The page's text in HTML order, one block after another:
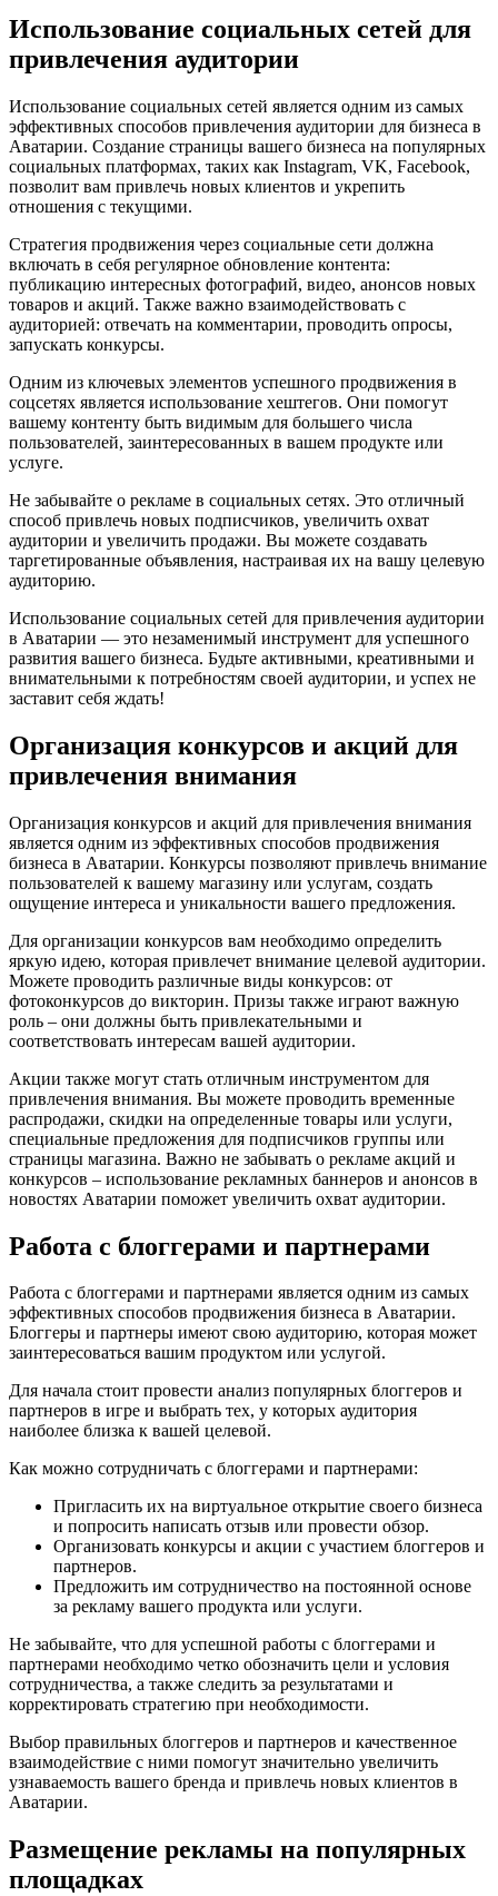
Использование социальных сетей для
привлечения аудитории
Использование социальных сетей является одним из самых
эффективных способов привлечения аудитории для бизнеса в
Аватарии. Создание страницы вашего бизнеса на популярных
социальных платформах, таких как Instagram, VK, Facebook,
позволит вам привлечь новых клиентов и укрепить
отношения с текущими.
Стратегия продвижения через социальные сети должна
включать в себя регулярное обновление контента:
публикацию интересных фотографий, видео, анонсов новых
товаров и акций. Также важно взаимодействовать с
аудиторией: отвечать на комментарии, проводить опросы,
запускать конкурсы.
Одним из ключевых элементов успешного продвижения в
соцсетях является использование хештегов. Они помогут
вашему контенту быть видимым для большего числа
пользователей, заинтересованных в вашем продукте или
услуге.
Не забывайте о рекламе в социальных сетях. Это отличный
способ привлечь новых подписчиков, увеличить охват
аудитории и увеличить продажи. Вы можете создавать
таргетированные объявления, настраивая их на вашу целевую
аудиторию.
Использование социальных сетей для привлечения аудитории
в Аватарии — это незаменимый инструмент для успешного
развития вашего бизнеса. Будьте активными, креативными и
внимательными к потребностям своей аудитории, и успех не
заставит себя ждать!
Организация конкурсов и акций для
привлечения внимания
Организация конкурсов и акций для привлечения внимания
является одним из эффективных способов продвижения
бизнеса в Аватарии. Конкурсы позволяют привлечь внимание
пользователей к вашему магазину или услугам, создать
ощущение интереса и уникальности вашего предложения.
Для организации конкурсов вам необходимо определить
яркую идею, которая привлечет внимание целевой аудитории.
Можете проводить различные виды конкурсов: от
фотоконкурсов до викторин. Призы также играют важную
роль – они должны быть привлекательными и
соответствовать интересам вашей аудитории.
Акции также могут стать отличным инструментом для
привлечения внимания. Вы можете проводить временные
распродажи, скидки на определенные товары или услуги,
специальные предложения для подписчиков группы или
страницы магазина. Важно не забывать о рекламе акций и
конкурсов – использование рекламных баннеров и анонсов в
новостях Аватарии поможет увеличить охват аудитории.
Работа с блоггерами и партнерами
Работа с блоггерами и партнерами является одним из самых
эффективных способов продвижения бизнеса в Аватарии.
Блоггеры и партнеры имеют свою аудиторию, которая может
заинтересоваться вашим продуктом или услугой.
Для начала стоит провести анализ популярных блоггеров и
партнеров в игре и выбрать тех, у которых аудитория
наиболее близка к вашей целевой.
Как можно сотрудничать с блоггерами и партнерами:
Пригласить их на виртуальное открытие своего бизнеса
и попросить написать отзыв или провести обзор.
Организовать конкурсы и акции с участием блоггеров и
партнеров.
Предложить им сотрудничество на постоянной основе
за рекламу вашего продукта или услуги.
Не забывайте, что для успешной работы с блоггерами и
партнерами необходимо четко обозначить цели и условия
сотрудничества, а также следить за результатами и
корректировать стратегию при необходимости.
Выбор правильных блоггеров и партнеров и качественное
взаимодействие с ними помогут значительно увеличить
узнаваемость вашего бренда и привлечь новых клиентов в
Аватарии.
Размещение рекламы на популярных
площадках